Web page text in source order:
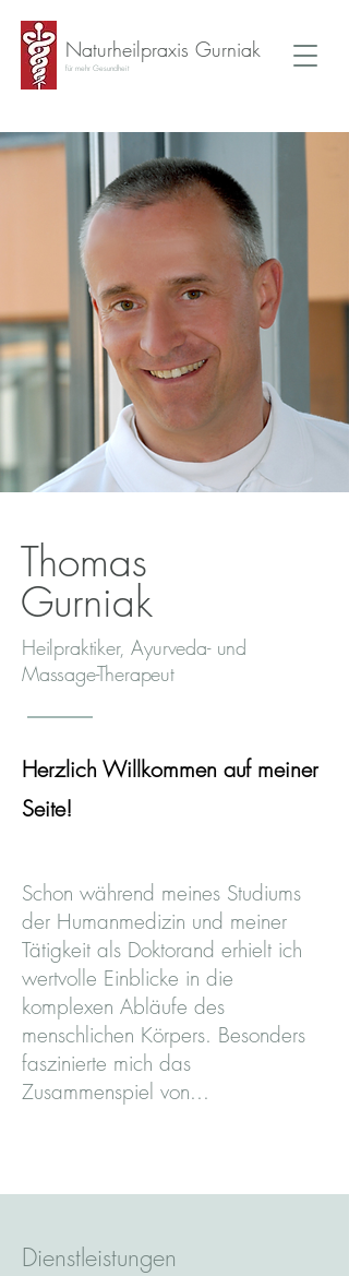
für mehr Gesundheit
Naturheilpraxis Gurniak
Thomas
Gurniak
Heilpraktiker, Ayurveda- und
Massage-Therapeut
Herzlich Willkommen auf meiner
Seite!
Schon während meines Studiums
der Humanmedizin und meiner
Tätigkeit als Doktorand erhielt ich
wertvolle Einblicke in die
komplexen Abläufe des
menschlichen Körpers. Besonders
faszinierte mich das
Zusammenspiel von...
Dienstleistungen